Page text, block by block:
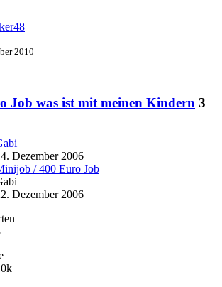
2010
Job was ist mit meinen Kindern 3
Dezember 2006
/ 400 Euro Job
Dezember 2006